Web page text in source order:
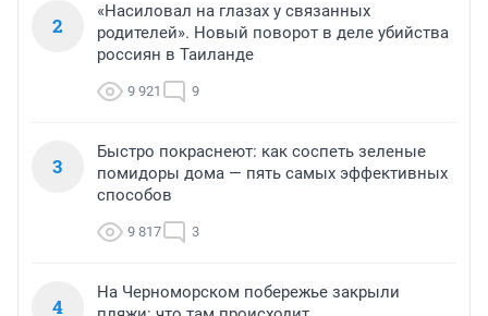
2
«Насиловал на глазах у связанных
родителей». Новый поворот в деле убийства
россиян в Таиланде
9 921 9
3
Быстро покраснеют: как соспеть зеленые
помидоры дома — пять самых эффективных
способов
9 817 3
4
На Черноморском побережье закрыли